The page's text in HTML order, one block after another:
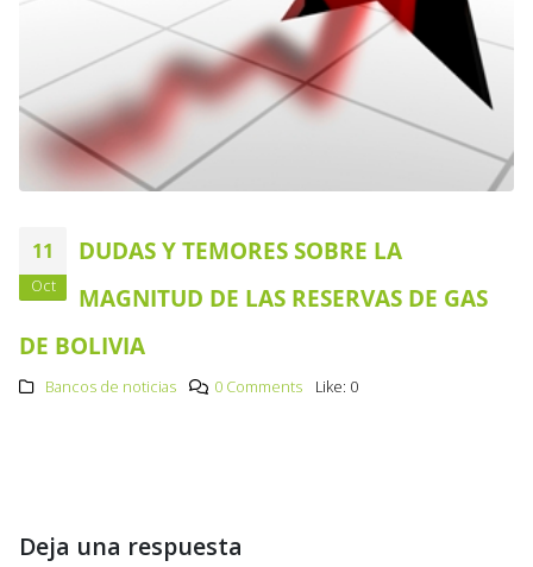
11
Oct
DUDAS Y TEMORES SOBRE LA
MAGNITUD DE LAS RESERVAS DE GAS
DE BOLIVIA
Bancos de noticias 0 Comments Like: 0
Deja una respuesta